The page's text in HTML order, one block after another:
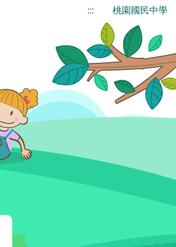
::: 桃園國民中學